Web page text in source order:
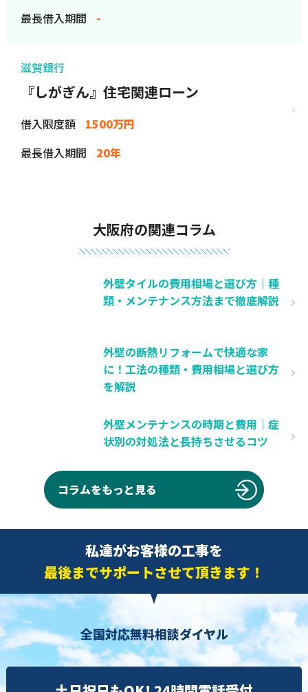
最長借入期間
-
滋賀銀行
『しがぎん』住宅関連ローン
借入限度額
1500万円
最長借入期間
20年
大阪府の関連コラム
外壁タイルの費用相場と選び方｜種
類・メンテナンス方法まで徹底解説
外壁の断熱リフォームで快適な家
に！工法の種類・費用相場と選び方
を解説
外壁メンテナンスの時期と費用｜症
状別の対処法と長持ちさせるコツ
コラムをもっと見る
私達がお客様の工事を
最後までサポートさせて頂きます！
全国対応無料相談ダイヤル